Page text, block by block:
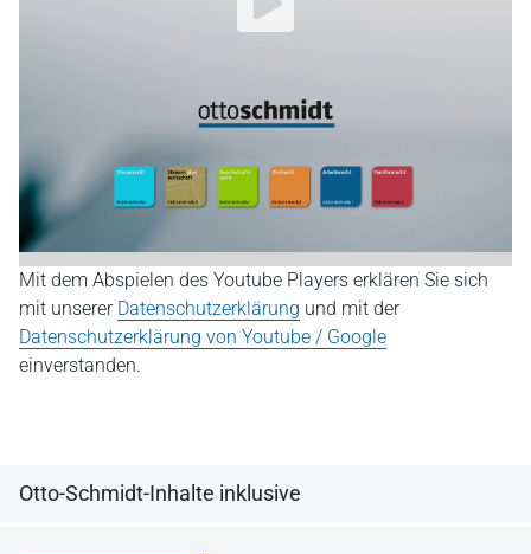
Mit dem Abspielen des Youtube Players erklären Sie sich
mit unserer Datenschutzerklärung und mit der
Datenschutzerklärung von Youtube / Google
einverstanden.
Otto-Schmidt-Inhalte inklusive